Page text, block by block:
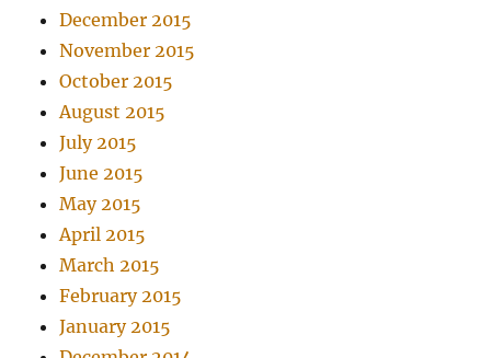
December 2015
November 2015
October 2015
August 2015
July 2015
June 2015
May 2015
April 2015
March 2015
February 2015
January 2015